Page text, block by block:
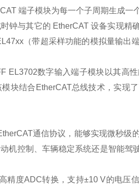
端子模块为每一个子周期生成
钟与其它的 EtherCAT 设备实现精
（带超采样功能的模拟量输出
EL3702数字输入端子模块以其高
块结合EtherCAT总线技术，实现
通信协议，能够实现微秒级
机控制、车辆稳定系统还是智能驾
精度ADC转换，支持±10 V的电压